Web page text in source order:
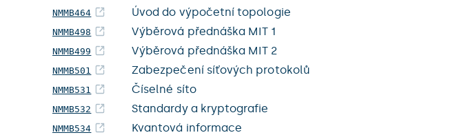
NMMB464 Úvod do výpočetní topologie
NMMB498 Výběrová přednáška MIT 1
NMMB499 Výběrová přednáška MIT 2
NMMB501 Zabezpečení síťových protokolů
NMMB531 Číselné síto
NMMB532 Standardy a kryptografie
NMMB534 Kvantová informace